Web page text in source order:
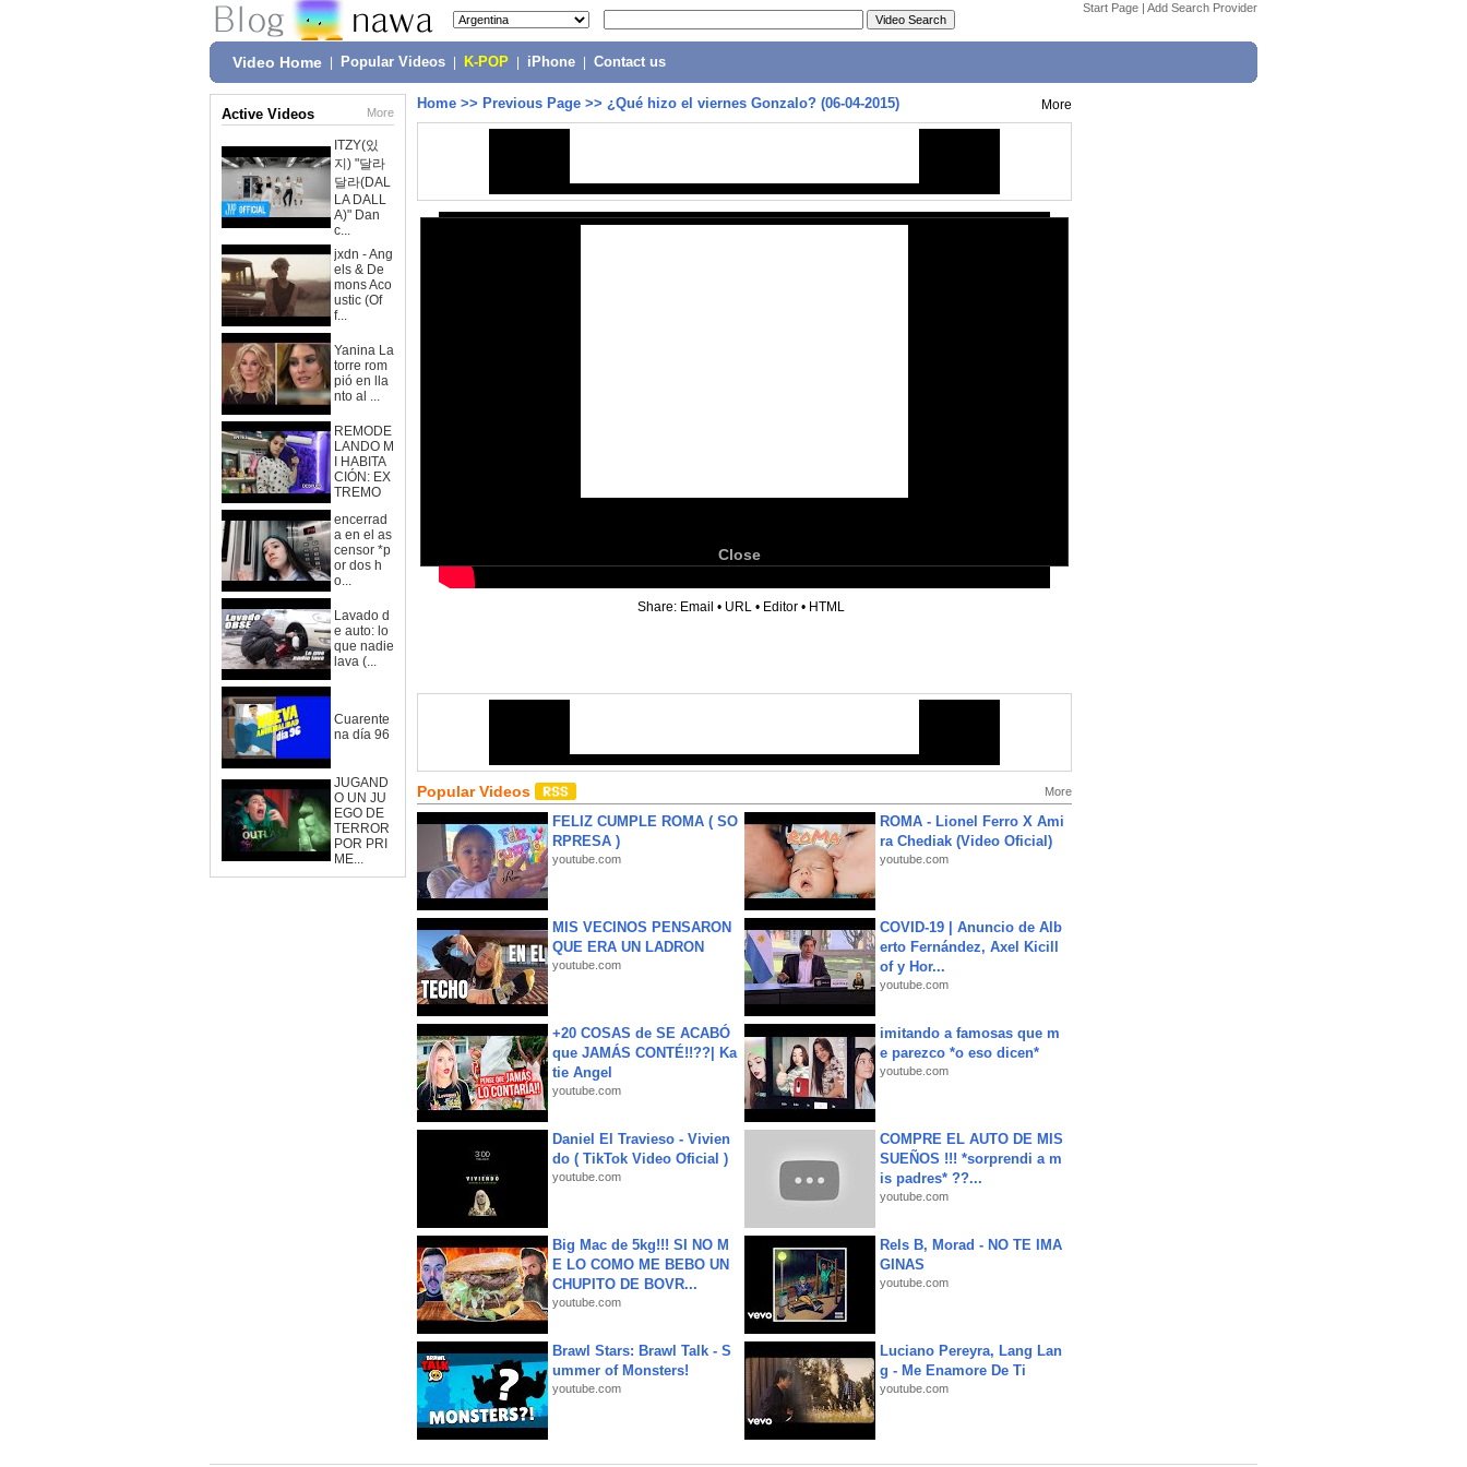
Start Page | Add Search Provider
Video Home Popular Videos K-POP iPhone Contact us
Active Videos More
ITZY(있
지) "달라
달라(DAL
LA DALL
A)" Dan
c...
jxdn - Ang
els & De
mons Aco
ustic (Of
f...
Yanina La
torre rom
pió en lla
nto al ...
REMODE
LANDO M
I HABITA
CIÓN: EX
TREMO
encerrad
a en el as
censor *p
or dos h
o...
Lavado d
e auto: lo
que nadie
lava (...
Cuarente
na día 96
JUGAND
O UN JU
EGO DE
TERROR
POR PRI
ME...
Home >> Previous Page >> ¿Qué hizo el viernes Gonzalo? (06-04-2015) More
Close
Share: Email • URL • Editor • HTML
Popular Videos More
FELIZ CUMPLE ROMA ( SO
RPRESA )
youtube.com
ROMA - Lionel Ferro X Ami
ra Chediak (Video Oficial)
youtube.com
MIS VECINOS PENSARON
QUE ERA UN LADRON
youtube.com
COVID-19 | Anuncio de Alb
erto Fernández, Axel Kicill
of y Hor...
youtube.com
+20 COSAS de SE ACABÓ
que JAMÁS CONTÉ!!??| Ka
tie Angel
youtube.com
imitando a famosas que m
e parezco *o eso dicen*
youtube.com
Daniel El Travieso - Vivien
do ( TikTok Video Oficial )
youtube.com
COMPRE EL AUTO DE MIS
SUEÑOS !!! *sorprendi a m
is padres* ??...
youtube.com
Big Mac de 5kg!!! SI NO M
E LO COMO ME BEBO UN
CHUPITO DE BOVR...
youtube.com
Rels B, Morad - NO TE IMA
GINAS
youtube.com
Brawl Stars: Brawl Talk - S
ummer of Monsters!
youtube.com
Luciano Pereyra, Lang Lan
g - Me Enamore De Ti
youtube.com